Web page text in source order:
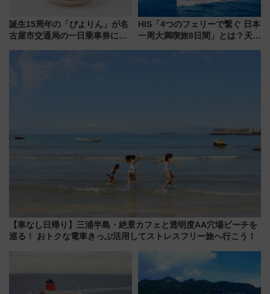
誕生15周年の「ぴよりん」が名
古屋市交通局の一日乗車券に！
HIS「4つのフェリーで繋ぐ 日本
一周大満喫旅8日間」とは？天橋
【車なし日帰り】三浦半島・絶景カフェと透明度AA穴場ビーチを
巡る！ おトクな電車きっぷ活用してストレスフリー旅へ行こう！